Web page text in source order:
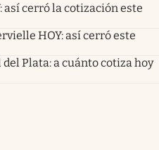
así cerró la cotización este
HOY: así cerró este
Plata: a cuánto cotiza hoy